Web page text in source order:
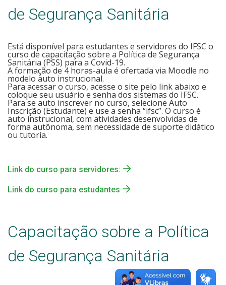
Notícias
Identidade Visual
de Segurança Sanitária
Está disponível para estudantes e servidores do IFSC o
curso de capacitação sobre a Política de Segurança
Sanitária (PSS) para a Covid-19.
A formação de 4 horas-aula é ofertada via Moodle no
modelo auto instrucional.
Para acessar o curso, acesse o site pelo link abaixo e
coloque seu usuário e senha dos sistemas do IFSC.
Para se auto inscrever no curso, selecione Auto
Inscrição (Estudante) e use a senha “ifsc”. O curso é
auto instrucional, com atividades desenvolvidas de
forma autônoma, sem necessidade de suporte didático
ou tutoria.
Link do curso para servidores:
Link do curso para estudantes
Capacitação sobre a Política
de Segurança Sanitária